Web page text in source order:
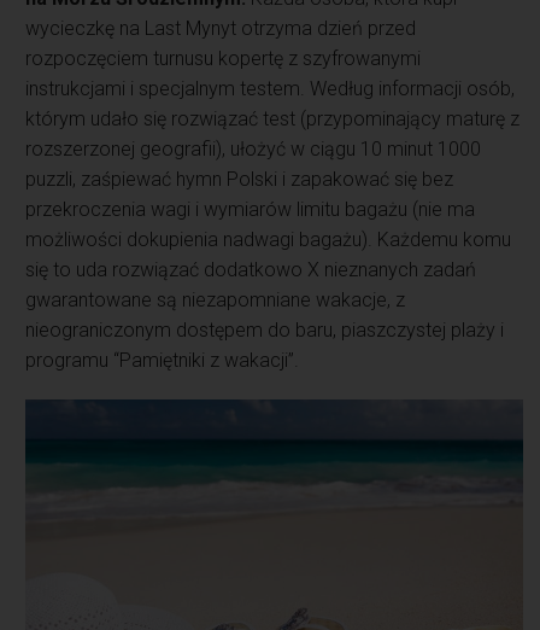
wycieczkę na Last Mynyt otrzyma dzień przed
rozpoczęciem turnusu kopertę z szyfrowanymi
instrukcjami i specjalnym testem. Według informacji osób,
którym udało się rozwiązać test (przypominający maturę z
rozszerzonej geografii), ułożyć w ciągu 10 minut 1000
puzzli, zaśpiewać hymn Polski i zapakować się bez
przekroczenia wagi i wymiarów limitu bagażu (nie ma
możliwości dokupienia nadwagi bagażu). Każdemu komu
się to uda rozwiązać dodatkowo X nieznanych zadań
gwarantowane są niezapomniane wakacje, z
nieograniczonym dostępem do baru, piaszczystej plaży i
programu “Pamiętniki z wakacji”.